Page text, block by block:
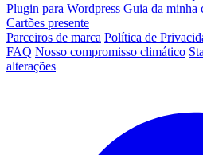
Plugin para Wordpress Guia da minha
Cartões presente
Parceiros de marca Política de
FAQ Nosso compromisso climático
alterações